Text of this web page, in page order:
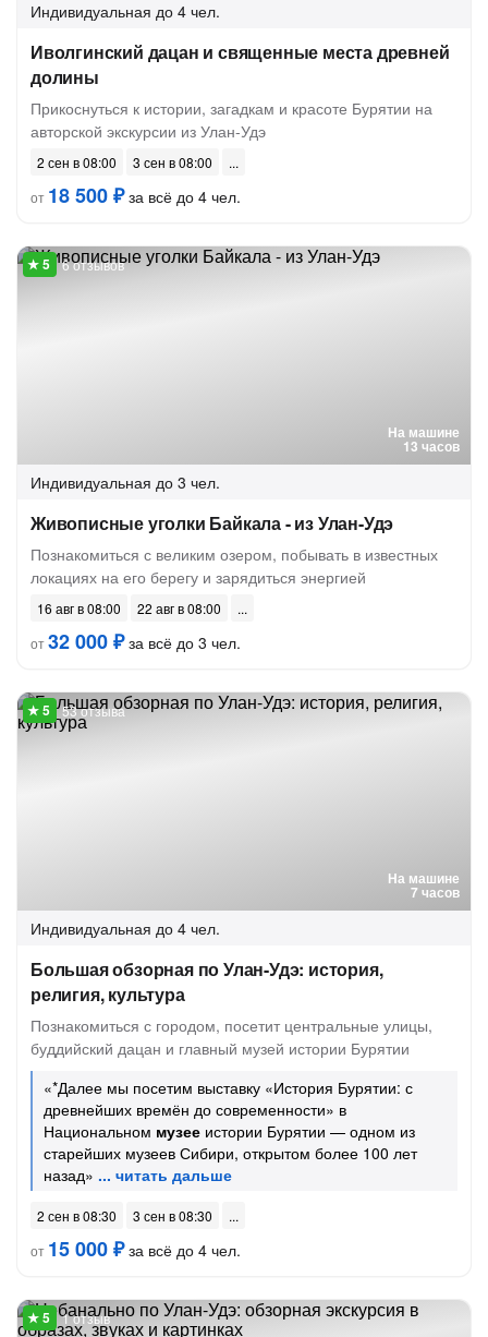
Индивидуальная до 4 чел.
Иволгинский дацан и священные места древней
долины
Прикоснуться к истории, загадкам и красоте Бурятии на
авторской экскурсии из Улан-Удэ
2 сен в 08:00
3 сен в 08:00
от 18 500 ₽за всё до 4 чел.
На машине
13 часов
6 отзывов
Индивидуальная до 3 чел.
Живописные уголки Байкала - из Улан-Удэ
Познакомиться с великим озером, побывать в известных
локациях на его берегу и зарядиться энергией
16 авг в 08:00
22 авг в 08:00
от32 000 ₽за всё до 3 чел.
На машине
7 часов
53 отзыва
Индивидуальная до 4 чел.
Большая обзорная по Улан-Удэ: история,
религия, культура
Познакомиться с городом, посетит центральные улицы,
буддийский дацан и главный музей истории Бурятии
«*Далее мы посетим выставку «История Бурятии: с
древнейших времён до современности» в
Национальном музее истории Бурятии — одном из
старейших музеев Сибири, открытом более 100 лет
назад»
2 сен в 08:30
3 сен в 08:30
от 15 000 ₽за всё до 4 чел.
1 отзыв